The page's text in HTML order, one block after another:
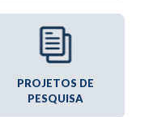
PROJETOS DE
PESQUISA